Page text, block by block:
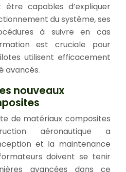
être capables d’expliquer
du système, ses
à suivre en cas
est cruciale pour
utilisent efficacement
avancés.
nouveaux
de matériaux composites
aéronautique a
et la maintenance
doivent se tenir
avancées dans ce